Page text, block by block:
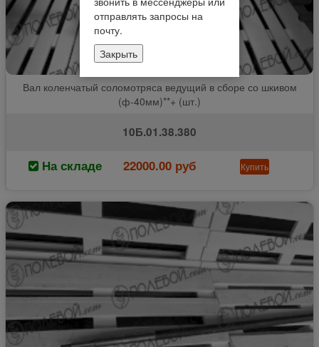
Вал коленчатый соломотряса ведущий в сборе со шкивом
(ф-40мм)**+ (шт.)
10Б.01.38.380
На складе 22000.00 руб Купить
отправлять запросы на
почту.
Закрыть